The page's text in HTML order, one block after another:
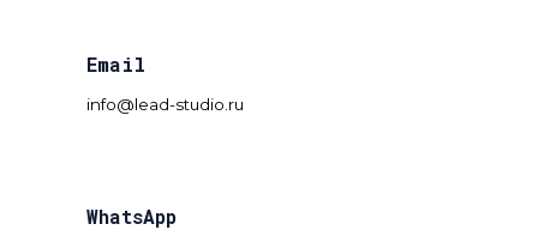
Email
info@lead-studio.ru
WhatsApp